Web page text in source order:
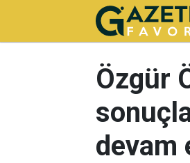
Özgür
devam